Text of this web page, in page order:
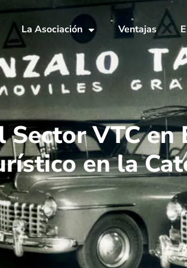
La Asociación Ventajas
VTC en
en la